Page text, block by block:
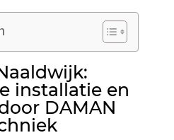
installatie en
DAMAN